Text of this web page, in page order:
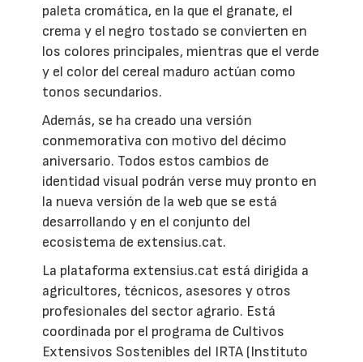
paleta cromática, en la que el granate, el
crema y el negro tostado se convierten en
los colores principales, mientras que el verde
y el color del cereal maduro actúan como
tonos secundarios.
Además, se ha creado una versión
conmemorativa con motivo del décimo
aniversario. Todos estos cambios de
identidad visual podrán verse muy pronto en
la nueva versión de la web que se está
desarrollando y en el conjunto del
ecosistema de extensius.cat.
La plataforma extensius.cat está dirigida a
agricultores, técnicos, asesores y otros
profesionales del sector agrario. Está
coordinada por el programa de Cultivos
Extensivos Sostenibles del IRTA (Instituto